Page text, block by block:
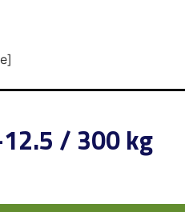
/ 300 kg